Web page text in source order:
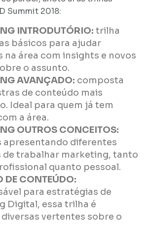
Summit 2018:
INTRODUTÓRIO: trilha
básicos para ajudar
na área com insights e novos
o assunto.
AVANÇADO: composta
de conteúdo mais
Ideal para quem já tem
a área.
OUTROS CONCEITOS:
apresentando diferentes
de trabalhar marketing, tanto
quanto pessoal.
DE CONTEÚDO:
para estratégias de
Digital, essa trilha é
vertentes sobre o